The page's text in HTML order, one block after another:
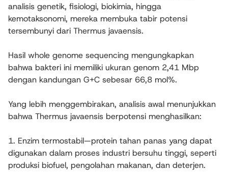
analisis genetik, fisiologi, biokimia, hingga
kemotaksonomi, mereka membuka tabir potensi
tersembunyi dari Thermus javaensis.
Hasil whole genome sequencing mengungkapkan
bahwa bakteri ini memiliki ukuran genom 2,41 Mbp
dengan kandungan G+C sebesar 66,8 mol%.
Yang lebih menggembirakan, analisis awal menunjukkan
bahwa Thermus javaensis berpotensi menghasilkan:
1. Enzim termostabil—protein tahan panas yang dapat
digunakan dalam proses industri bersuhu tinggi, seperti
produksi biofuel, pengolahan makanan, dan deterjen.